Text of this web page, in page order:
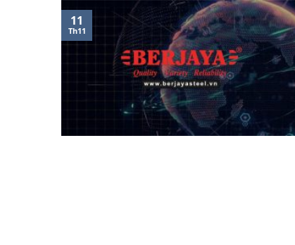
11
Th11